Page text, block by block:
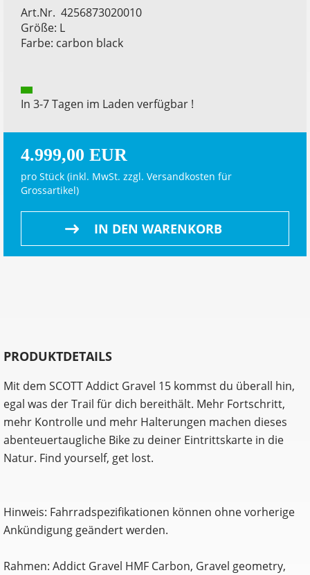
Art.Nr. 4256873020010
Größe: L
Farbe: carbon black
In 3-7 Tagen im Laden verfügbar !
4.999,00 EUR
pro Stück (inkl. MwSt. zzgl. Versandkosten für
Grossartikel)
IN DEN WARENKORB
PRODUKTDETAILS
Mit dem SCOTT Addict Gravel 15 kommst du überall hin,
egal was der Trail für dich bereithält. Mehr Fortschritt,
mehr Kontrolle und mehr Halterungen machen dieses
abenteuertaugliche Bike zu deiner Eintrittskarte in die
Natur. Find yourself, get lost.
Hinweis: Fahrradspezifikationen können ohne vorherige
Ankündigung geändert werden.
Rahmen: Addict Gravel HMF Carbon, Gravel geometry,